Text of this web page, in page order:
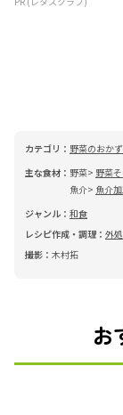
カテゴリ： 野菜のおかず
主な食材： 野菜 野菜
魚介
魚介
ジャンル： 和食
レシピ作成・調理： 外
撮影： 木村拓
お